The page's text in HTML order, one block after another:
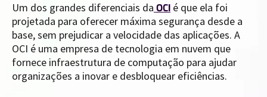
Um dos grandes diferenciais da OCI é que ela foi
projetada para oferecer máxima segurança desde a
base, sem prejudicar a velocidade das aplicações. A
OCI é uma empresa de tecnologia em nuvem que
fornece infraestrutura de computação para ajudar
organizações a inovar e desbloquear eficiências.